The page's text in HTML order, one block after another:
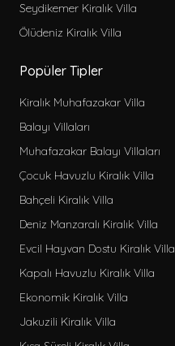
Seydikemer Kiralık Villa
Ölüdeniz Kiralık Villa
Popüler Tipler
Kiralık Muhafazakar Villa
Balayı Villaları
Muhafazakar Balayı Villaları
Çocuk Havuzlu Kiralık Villa
Bahçeli Kiralık Villa
Deniz Manzaralı Kiralık Villa
Evcil Hayvan Dostu Kiralık Villa
Kapalı Havuzlu Kiralık Villa
Ekonomik Kiralık Villa
Jakuzili Kiralık Villa